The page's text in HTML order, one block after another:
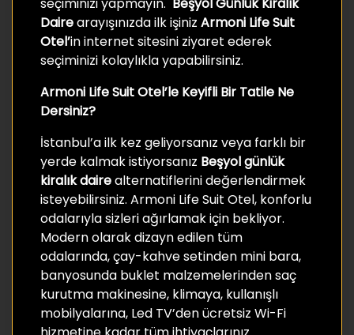
Dairearayışınızda ilk işiniz Armoni Life Suit
Otel’in internet sitesini ziyaret ederek
seçiminizi kolaylıkla yapabilirsiniz.
Armoni Life Suit Otel’le Keyifli Bir Tatile Ne
Dersiniz?
İstanbul’a ilk kez geliyorsanız veya farklı bir
yerde kalmak istiyorsanız Beşyol günlük
kiralık dairealternatiflerini değerlendirmek
isteyebilirsiniz. Armoni Life Suit Otel, konforlu
odalarıyla sizleri ağırlamak için bekliyor.
Modern olarak dizayn edilen tüm
odalarında, çay-kahve setinden mini bara,
banyosunda buklet malzemelerinden saç
kurutma makinesine, klimaya, kullanışlı
mobilyalarına, Led TV’den ücretsiz Wi-Fi